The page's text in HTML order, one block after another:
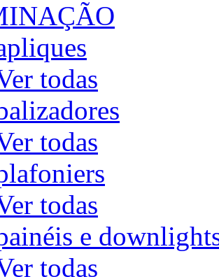
todas
todas
todas
e
todas